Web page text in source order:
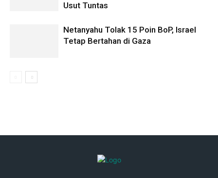
Usut Tuntas
Netanyahu Tolak 15 Poin BoP, Israel
Tetap Bertahan di Gaza